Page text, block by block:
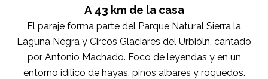
A 43 km de la casa
El paraje forma parte del Parque Natural Sierra la
Laguna Negra y Circos Glaciares del Urbióln, cantado
por Antonio Machado. Foco de leyendas y en un
entorno idílico de hayas, pinos albares y roquedos.